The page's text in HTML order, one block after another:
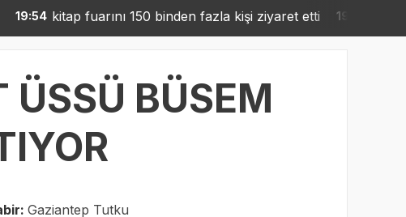
kitap fuarını 150 binden fazla kişi ziyaret etti 19:42 Sanko’dan
ÜSSÜ BÜSEM
Gaziantep Tutku